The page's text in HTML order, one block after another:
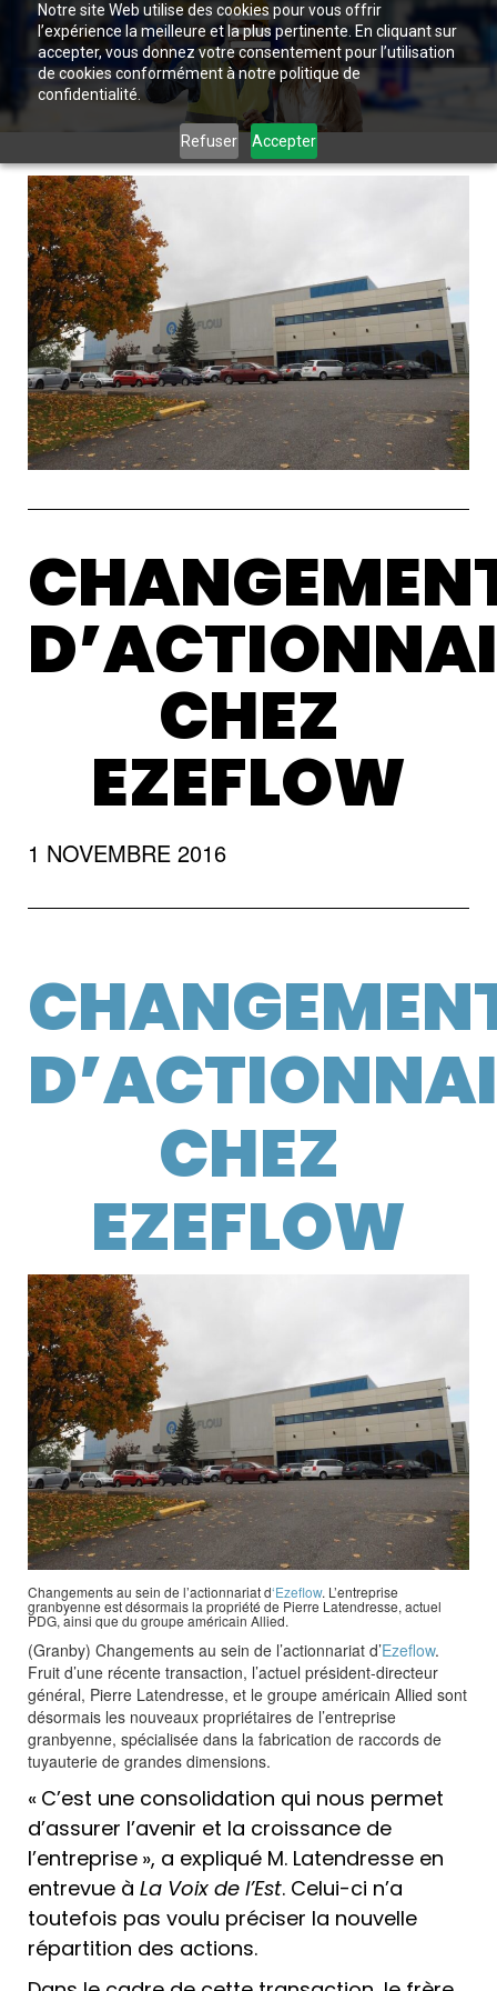
Notre site Web utilise des cookies pour vous offrir
l’expérience la meilleure et la plus pertinente. En cliquant sur
accepter, vous donnez votre consentement pour l’utilisation
de cookies conformément à notre politique de
confidentialité.
Refuser Accepter
CHEZ
EZEFLOW
1 NOVEMBRE 2016
CHEZ
EZEFLOW
Changements au sein de l’actionnariat d‘Ezeflow. L’entreprise
granbyenne est désormais la propriété de Pierre Latendresse, actuel
PDG, ainsi que du groupe américain Allied.
(Granby) Changements au sein de l’actionnariat d’Ezeflow.
Fruit d’une récente transaction, l’actuel président-directeur
général, Pierre Latendresse, et le groupe américain Allied sont
désormais les nouveaux propriétaires de l’entreprise
granbyenne, spécialisée dans la fabrication de raccords de
tuyauterie de grandes dimensions.
« C’est une consolidation qui nous permet
d’assurer l’avenir et la croissance de
l’entreprise », a expliqué M. Latendresse en
entrevue à La Voix de l’Est. Celui-ci n’a
toutefois pas voulu préciser la nouvelle
répartition des actions.